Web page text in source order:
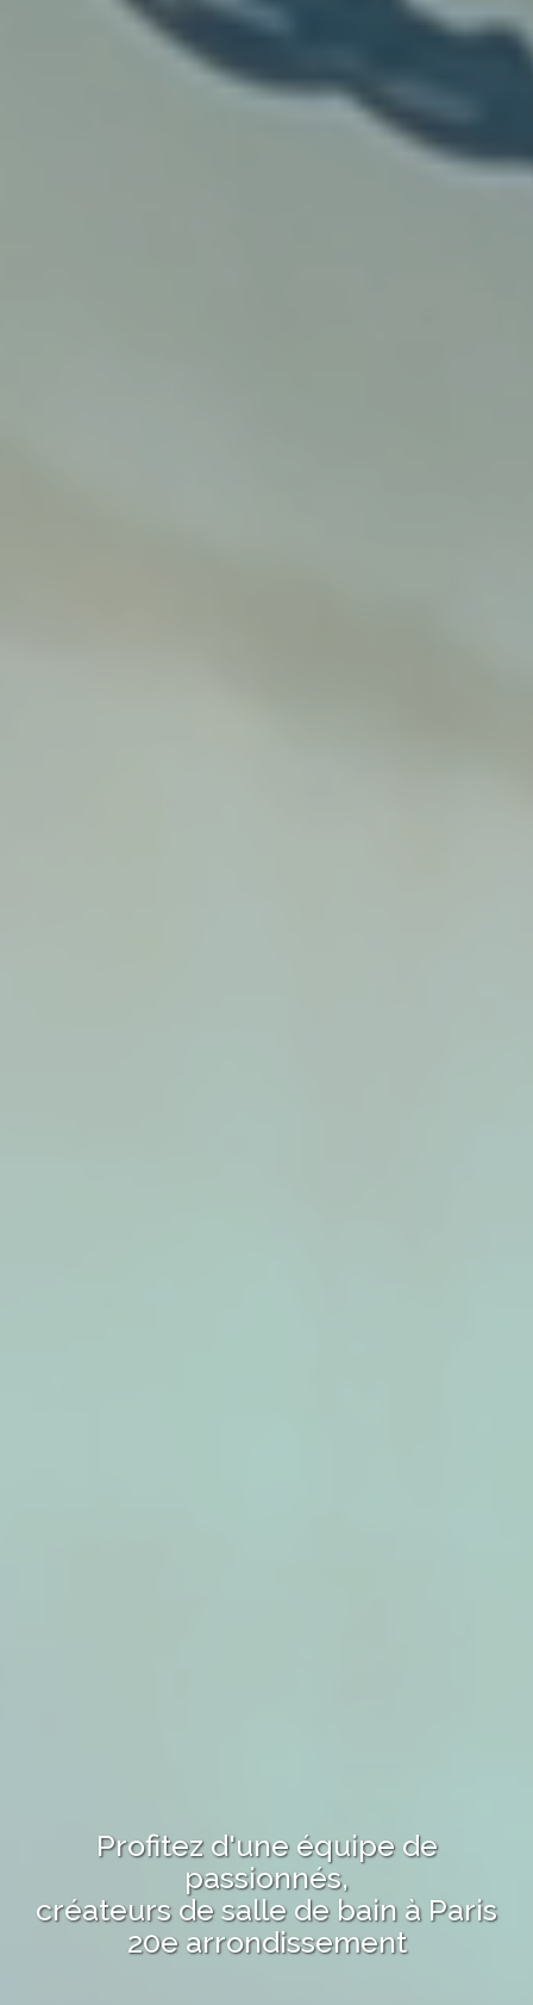
Profitez d'une équipe de
passionnés,
créateurs de salle de bain à Paris
20e arrondissement